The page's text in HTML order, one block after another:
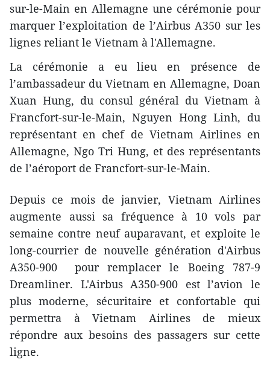
sur-le-Main en Allemagne une cérémonie pour
marquer l’exploitation de l’Airbus A350 sur les
lignes reliant le Vietnam à l'Allemagne.
La cérémonie a eu lieu en présence de
l’ambassadeur du Vietnam en Allemagne, Doan
Xuan Hung, du consul général du Vietnam à
Francfort-sur-le-Main, Nguyen Hong Linh, du
représentant en chef de Vietnam Airlines en
Allemagne, Ngo Tri Hung, et des représentants
de l’aéroport de Francfort-sur-le-Main.
Depuis ce mois de janvier, Vietnam Airlines
augmente aussi sa fréquence à 10 vols par
semaine contre neuf auparavant, et exploite le
long-courrier de nouvelle génération d'Airbus
A350-900 pour remplacer le Boeing 787-9
Dreamliner. L'Airbus A350-900 est l’avion le
plus moderne, sécuritaire et confortable qui
permettra à Vietnam Airlines de mieux
répondre aux besoins des passagers sur cette
ligne.